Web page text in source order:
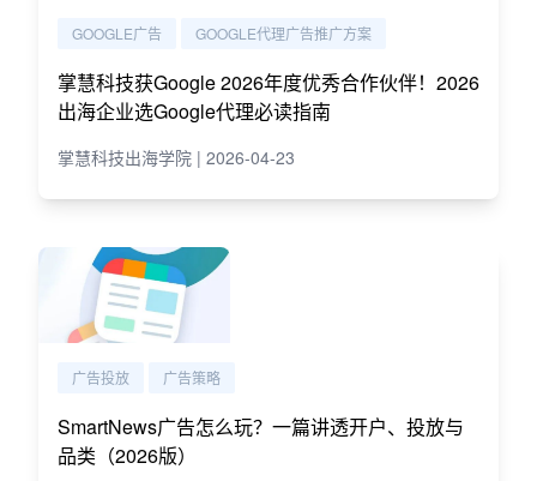
GOOGLE广告 GOOGLE代理广告推广方案
掌慧科技获Google 2026年度优秀合作伙伴！2026
出海企业选Google代理必读指南
掌慧科技出海学院 | 2026-04-23
广告投放 广告策略
SmartNews广告怎么玩？一篇讲透开户、投放与
品类（2026版）